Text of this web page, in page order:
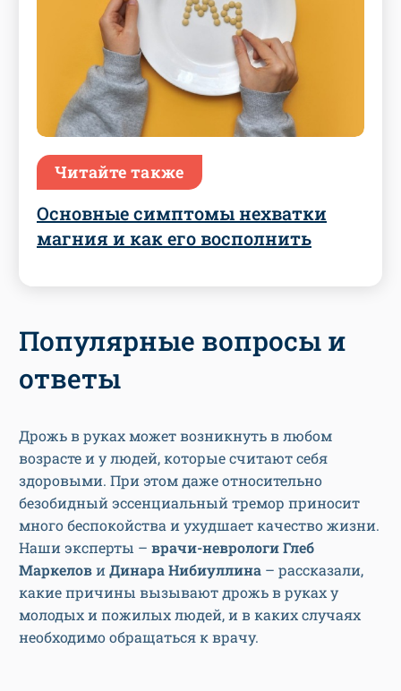
Читайте также
Основные симптомы нехватки
магния и как его восполнить
Популярные вопросы и
ответы
Дрожь в руках может возникнуть в любом
возрасте и у людей, которые считают себя
здоровыми. При этом даже относительно
безобидный эссенциальный тремор приносит
много беспокойства и ухудшает качество жизни.
Наши эксперты – врачи-неврологи Глеб
Маркелови Динара Нибиуллина – рассказали,
какие причины вызывают дрожь в руках у
молодых и пожилых людей, и в каких случаях
необходимо обращаться к врачу.